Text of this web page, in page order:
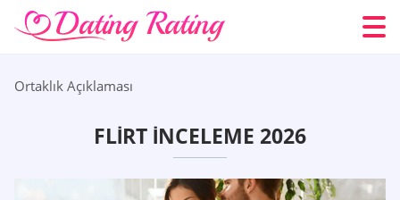
Ortaklık Açıklaması
FLIRT İNCELEME 2026